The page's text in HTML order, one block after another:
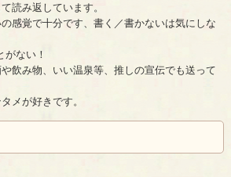
読み返しています。
感覚で十分です、書く／書かないは気にしな
ない！
飲み物、いい温泉等、推しの宣伝でも送って
メが好きです。